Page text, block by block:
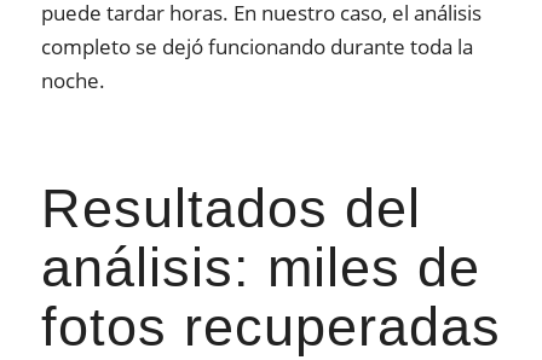
puede tardar horas. En nuestro caso, el análisis
completo se dejó funcionando durante toda la
noche.
Resultados del
análisis: miles de
fotos recuperadas